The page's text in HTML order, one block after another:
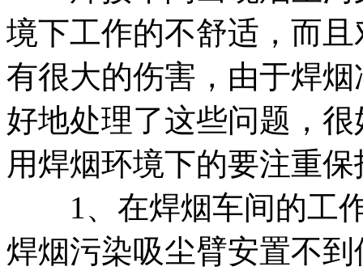
境下工作的不舒适，而
有很大的伤害，由于焊
好地处理了这些问题，
用焊烟环境下的要注重
1、在焊烟车间的工作
焊烟污染吸尘臂安置不